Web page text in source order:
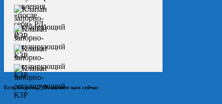
Есть вопросы? Позвоните нам сейчас